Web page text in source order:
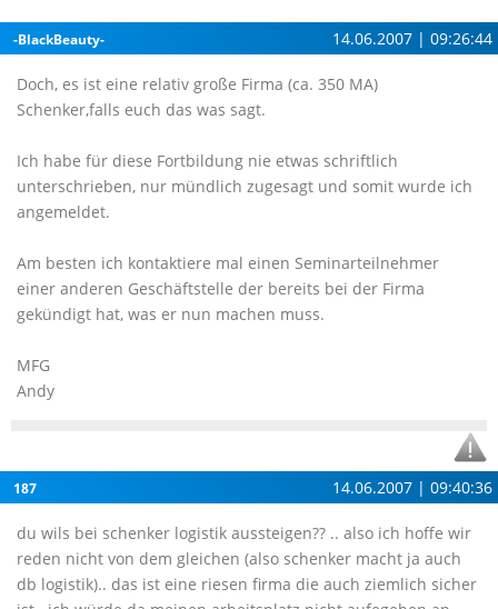
-BlackBeauty- 14.06.2007 | 09:26:44
Doch, es ist eine relativ große Firma (ca. 350 MA)
Schenker,falls euch das was sagt.
Ich habe für diese Fortbildung nie etwas schriftlich
unterschrieben, nur mündlich zugesagt und somit wurde ich
angemeldet.
Am besten ich kontaktiere mal einen Seminarteilnehmer
einer anderen Geschäftstelle der bereits bei der Firma
gekündigt hat, was er nun machen muss.
MFG
Andy
187 14.06.2007 | 09:40:36
du wils bei schenker logistik aussteigen?? .. also ich hoffe wir
reden nicht von dem gleichen (also schenker macht ja auch
db logistik).. das ist eine riesen firma die auch ziemlich sicher